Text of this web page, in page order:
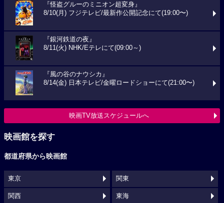
『怪盗グルーのミニオン超変身』
8/10(月) フジテレビ/最新作公開記念にて(19:00〜)
『銀河鉄道の夜』
8/11(火) NHK/Eテレにて(09:00～)
『風の谷のナウシカ』
8/14(金) 日本テレビ/金曜ロードショーにて(21:00〜)
映画TV放送スケジュールへ
映画館を探す
都道府県から映画館
東京 関東
関西 東海